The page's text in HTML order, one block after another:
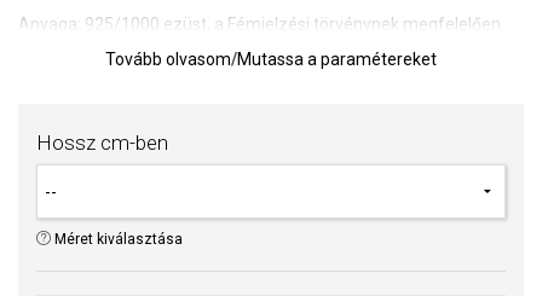
Anyaga: 925/1000 ezüst, a Fémjelzési törvénynek megfelelően
fémjelezve.Tovább olvasom/Mutassa a paramétereket
Hossz cm-ben
Méret kiválasztása